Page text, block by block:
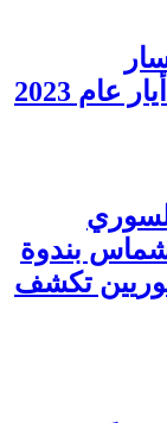
2023
بندوة
تكشف